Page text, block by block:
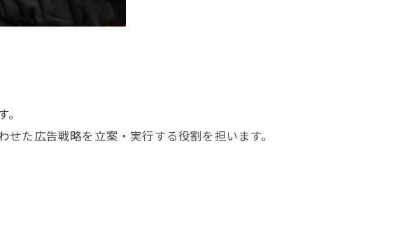
た広告戦略を立案・実行する役割を担います。